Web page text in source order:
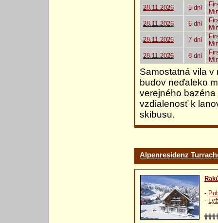
28.11.2026
5 dní
28.11.2026
6 dní
28.11.2026
7 dní
28.11.2026
8 dní
Samostatná vila
budov neďaleko
verejného
vzdialenosť k
skibusu.
Alpenresidenz
-
-